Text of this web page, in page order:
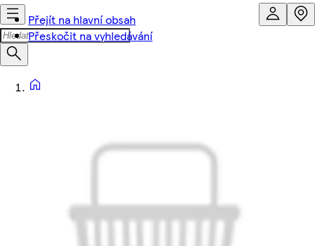
Přejít na hlavní obsah
Přeskočit na vyhledávání